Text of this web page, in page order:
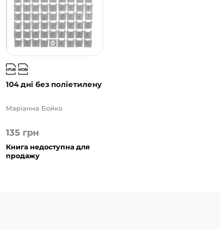
радощі вас очікують і як до цього підготуватися? Як
зменшити кількість відходів, як зекономити
сімейний бюджет, як робити радісні та раціональні
закупки, як берегти ресурси сімейні та природні — і
все це з урахуванням українського менталітету,
нашого минулого, звичок», — каже авторка.
За словами Маріанни, її місія — аби кожен українець
проживав сучасне, цікаве життя, але при цьому
збереження.
104 дні без поліетилену
135 грн
Маріанна Бойко
Книга недоступна для
продажу